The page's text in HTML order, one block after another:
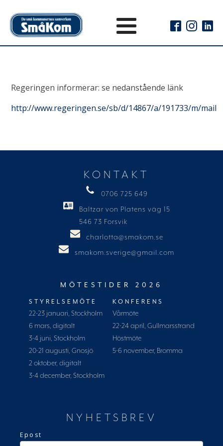
Regeringen informerar: se nedanstående länk
http://www.regeringen.se/sb/d/14867/a/191733/m/mail
KONTAKT
0706 725 649
Baltzar von Platens väg 15
546 73 Forsvik
charlotta@smakom.se
smakom.sverige@gmail.com
MÖTESTIDER 2026
STYRELSEMÖTE
22-23 januari, Stockholm
6 mars, digitalt
3-4 juni, Stockholm
20-21 augusti, Gnosjö
2 oktober, digitalt
3-4 december, Stockholm
KONFERENS
Vårmöte
22-24 april, Gullmarsstrand
Höstmöte
5-6 november, Bromma
NYHETSBREV
Epost